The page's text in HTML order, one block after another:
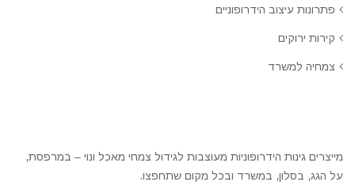
פתרונות עיצוב הידרופוניים
קירות ירוקים
צמחיה למשרד
מייצרים גינות הידרופוניות מעוצבות לגידול צמחי מאכל ונוי – במרפסת,
על הגג, בסלון, במשרד ובכל מקום שתחפצו.